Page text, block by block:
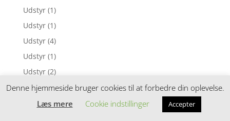
Udstyr (1)
Udstyr (1)
Udstyr (4)
Udstyr (1)
Udstyr (2)
Udstyr (3)
Udstyr (1)
Denne hjemmeside bruger cookies til at forbedre din oplevelse.
Læs mere
Cookie indstillinger Accepter